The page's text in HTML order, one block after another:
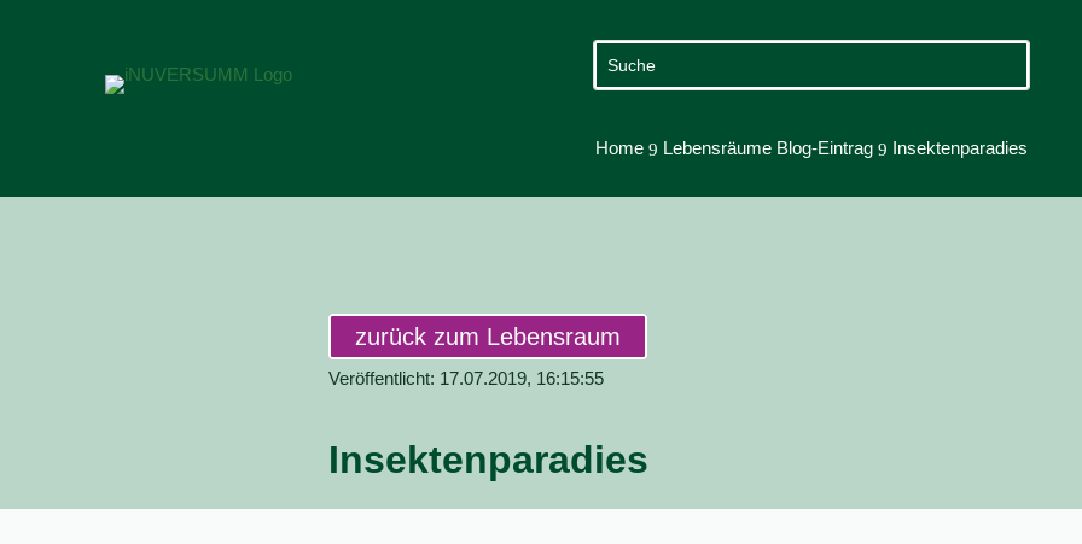
Home 9 Lebensräume Blog-Eintrag 9 Insektenparadies
zurück zum Lebensraum
Veröffentlicht: 17.07.2019, 16:15:55
Insektenparadies